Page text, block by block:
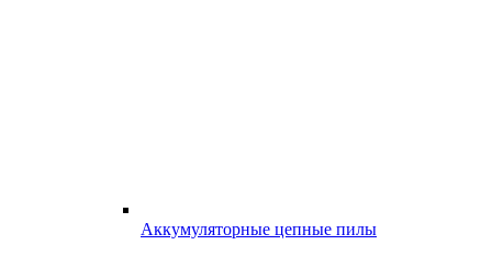
Аккумуляторные цепные пилы